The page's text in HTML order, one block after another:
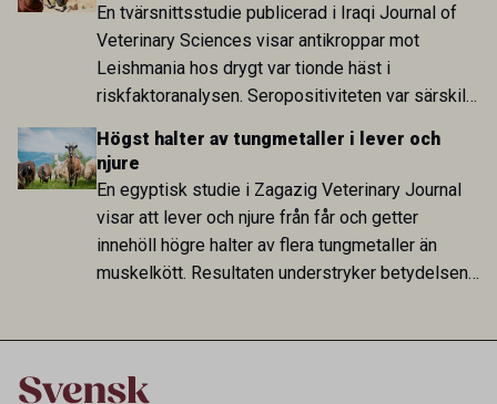
En tvärsnittsstudie publicerad i Iraqi Journal of
Veterinary Sciences visar antikroppar mot
Leishmania hos drygt var tionde häst i
riskfaktoranalysen. Seropositiviteten var särskilt
hög i Zarqa och statistiskt kopplad till bland
annat stallhållning. Resultaten visar att hästarna
har exponerats för parasiten – men inte att de
fungerar som reservoarer eller bidrar till
smittspridning.
Högst halter av tungmetaller i lever och
njure
En egyptisk studie i Zagazig Veterinary Journal
visar att lever och njure från får och getter
innehöll högre halter av flera tungmetaller än
muskelkött. Resultaten understryker betydelsen